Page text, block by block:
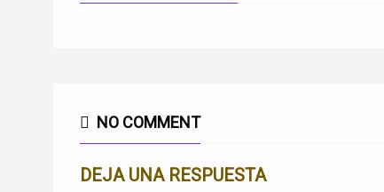
NO COMMENT
DEJA UNA RESPUESTA